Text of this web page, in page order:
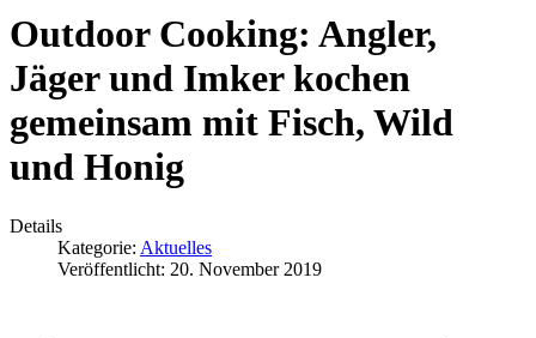
Outdoor Cooking: Angler,
Jäger und Imker kochen
gemeinsam mit Fisch, Wild
und Honig
Details
Kategorie: Aktuelles
Veröffentlicht: 20. November 2019